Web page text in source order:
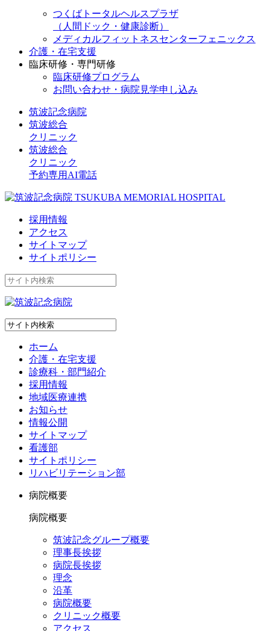
つくばトータルヘルスプラザ
（人間ドック・健康診断）
メディカルフィットネスセンターフェニックス
介護・在宅支援
臨床研修・専門研修
臨床研修プログラム
お問い合わせ・病院見学申し込み
筑波記念病院
筑波総合
クリニック
筑波総合
クリニック
予約専用AI電話
採用情報
アクセス
サイトマップ
サイトポリシー
ホーム
介護・在宅支援
診療科・部門紹介
採用情報
地域医療連携
お知らせ
情報公開
サイトマップ
看護部
サイトポリシー
リハビリテーション部
病院概要
病院概要
筑波記念グループ概要
理事長挨拶
病院長挨拶
理念
沿革
病院概要
クリニック概要
アクセス